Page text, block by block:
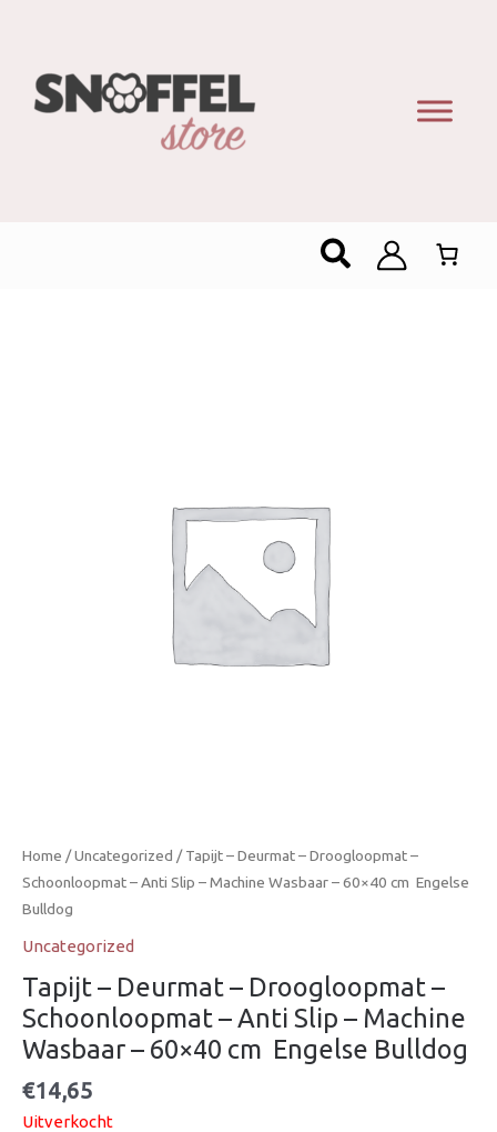
Zoeken
Home /Uncategorized / Tapijt – Deurmat – Droogloopmat –
Schoonloopmat – Anti Slip – Machine Wasbaar – 60×40 cm  Engelse
Bulldog
Uncategorized
Tapijt – Deurmat – Droogloopmat –
Schoonloopmat – Anti Slip – Machine
Wasbaar – 60×40 cm  Engelse Bulldog
€14,65
Uitverkocht